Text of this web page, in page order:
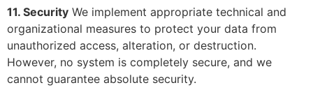
11. Security We implement appropriate technical and
organizational measures to protect your data from
unauthorized access, alteration, or destruction.
However, no system is completely secure, and we
cannot guarantee absolute security.